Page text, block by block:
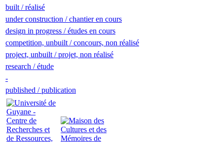
built / réalisé
under construction / chantier en cours
design in progress / études en cours
competition, unbuilt / concours, non réalisé
project, unbuilt / projet, non réalisé
research / étude
-
published / publication